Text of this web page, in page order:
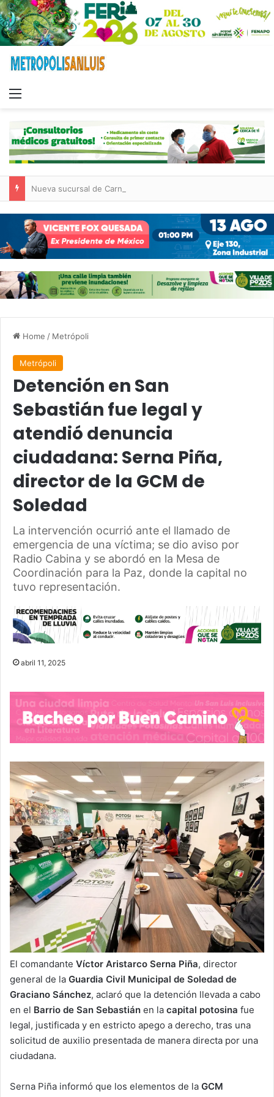
Home / Metrópoli
Metrópoli
Detención en San
Sebastián fue legal y
atendió denuncia
ciudadana: Serna Piña,
director de la GCM de
Soledad
La intervención ocurrió ante el llamado de
emergencia de una víctima; se dio aviso por
Radio Cabina y se abordó en la Mesa de
Coordinación para la Paz, donde la capital no
tuvo representación.
abril 11, 2025
El comandante Víctor Aristarco Serna Piña, director
general de la Guardia Civil Municipal de Soledad de
Graciano Sánchez, aclaró que la detención llevada a cabo
en el Barrio de San Sebastián en la capital potosina fue
legal, justificada y en estricto apego a derecho, tras una
solicitud de auxilio presentada de manera directa por una
ciudadana.
Serna Piña informó que los elementos de la GCM